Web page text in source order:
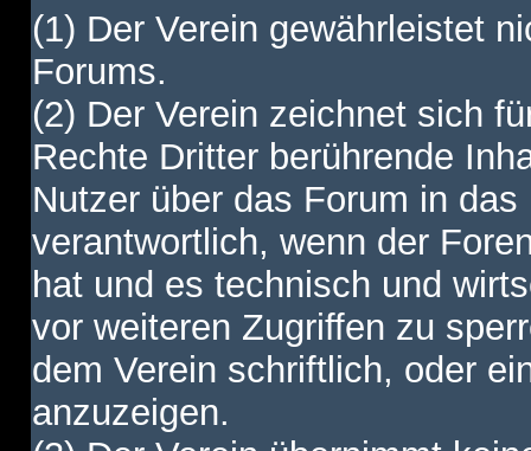
(1) Der Verein gewährleistet
Forums.
(2) Der Verein zeichnet sich
Rechte Dritter berührende
Nutzer über das Forum in
verantwortlich, wenn der
hat und es technisch und
vor weiteren Zugriffen zu
dem Verein schriftlich, oder
anzuzeigen.